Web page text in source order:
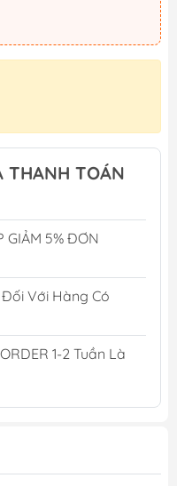
THANH TOÁN
GIẢM 5% ĐƠN
Với Hàng Có
1-2 Tuần Là